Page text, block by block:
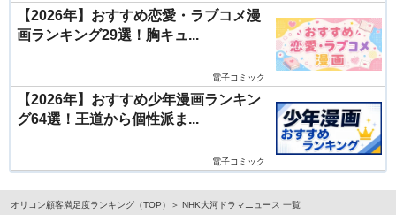
【2026年】おすすめ恋愛・ラブコメ漫
画ランキング29選！胸キュ...
電子コミック
【2026年】おすすめ少年漫画ランキン
グ64選！王道から個性派ま...
電子コミック
オリコン顧客満足度ランキング（TOP） NHK大河ドラマニュース 一覧